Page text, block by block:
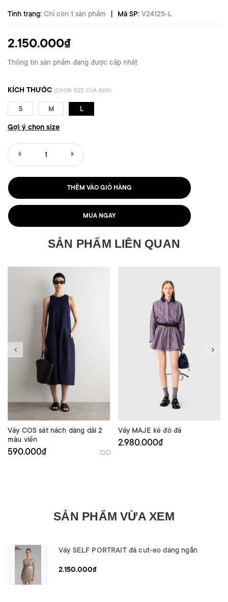
Tình trạng: Chỉ còn 1 sản phẩm | Mã SP: V24125-L
2.150.000₫
Thông tin sản phẩm đang được cập nhật
KÍCH THƯỚC (CHỌN SIZE CỦA BẠN)
S M L
Gợi ý chọn size
THÊM VÀO GIỎ HÀNG
MUA NGAY
SẢN PHẨM LIÊN QUAN
Váy COS sát nách dáng dài 2
màu viền
590.000₫
Váy MAJE kẻ đỏ đá
2.980.000₫
SẢN PHẨM VỪA XEM
Váy SELF PORTRAIT đá cut-eo dáng ngắn
2.150.000₫